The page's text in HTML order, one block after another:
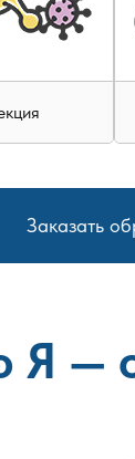
Заказать
Я —